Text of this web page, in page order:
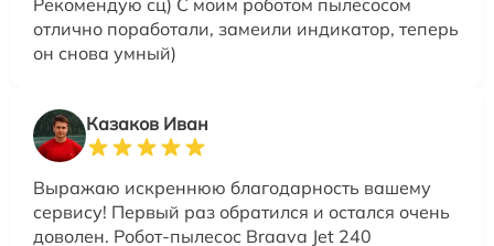
Рекомендую сц) С моим роботом пылесосом
отлично поработали, замеили индикатор, теперь
он снова умный)
Казаков Иван
Выражаю искреннюю благодарность вашему
сервису! Первый раз обратился и остался очень
доволен. Робот-пылесос Braava Jet 240